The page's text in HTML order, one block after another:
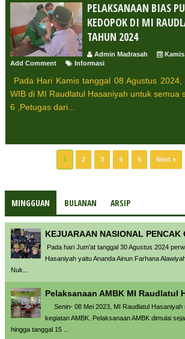
PELAKSANAAN BIAS
KEDOPOK DI MI
TAHUN 2024
Admin Madrasah
Add Comment
Informasi
Pada Hari Kamis tanggal 08 Agustus
WIB di MI Raudlatul Hasaniyah untuk semua
6 ,Petugas dari...
1 2 3 4 5 Next »
MINGGUAN BULANAN ARSIP
KEJUARAAN NASIONAL PENCAK
Pada hari Jum'at tanggal 30 Agustus 2024
Hasaniyah yaitu Ananda Ainun Farhana
Nuk...
Pelaksanaan AMBK MI Raudlatul
Senin- 08 Mei 2023, MI Raudlatul Hasaniyah
kegiatan AMBK. Pelaksanaan AMBK dimulai
hingga tanggal 15 ...